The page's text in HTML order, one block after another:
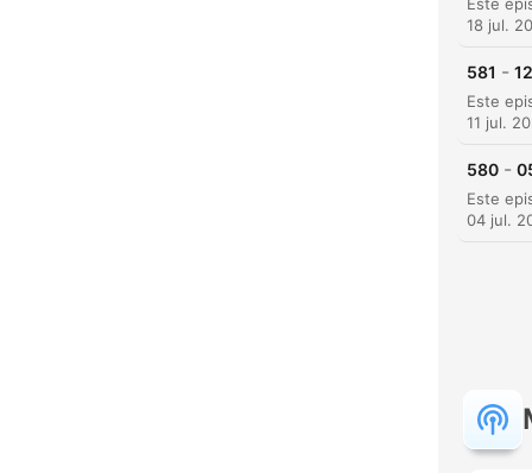
18 jul.
581 -
11 jul.
580 -
04 jul.